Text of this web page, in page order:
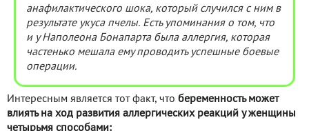
анафилактического шока, который случился с ним в
результате укуса пчелы. Есть упоминания о том, что
и у Наполеона Бонапарта была аллергия, которая
частенько мешала ему проводить успешные боевые
операции.
Интересным является тот факт, что беременность может
влиять на ход развития аллергических реакций у женщины
четырьмя способами: